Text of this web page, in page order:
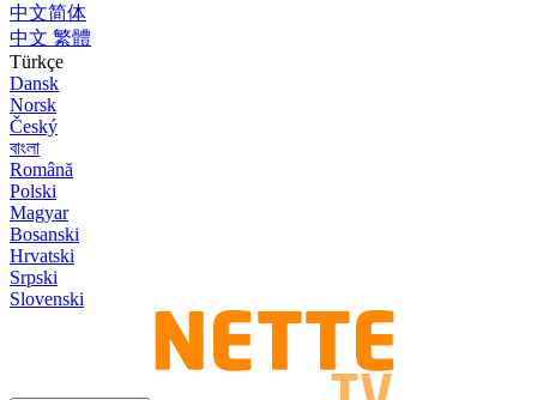
中文简体
中文 繁體
Türkçe
Dansk
Norsk
Český
বাংলা
Română
Polski
Magyar
Bosanski
Hrvatski
Srpski
Slovenski